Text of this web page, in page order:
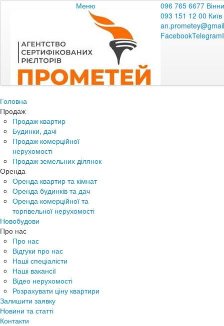
Меню
096 765 6677
093 151 12 00 Київ
FacebookTelegram
Головна
Продаж
Продаж квартир
Будинки, дачі
Продаж комерційної
нерухомості
Продаж земельних ділянок
Оренда
Оренда квартир та кімнат
Оренда будинків та дач
Оренда комерційної та
торгівельної нерухомості
Новобудови
Про нас
Про нас
Відгуки про нас
Наші спеціалісти
Наші вакансії
Відео нерухомості
Розрахувати ціну квартири
Залишити заявку
Новини та статті
Контакти